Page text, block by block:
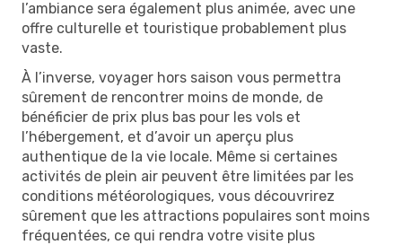
l’ambiance sera également plus animée, avec une
offre culturelle et touristique probablement plus
vaste.
À l’inverse, voyager hors saison vous permettra
sûrement de rencontrer moins de monde, de
bénéficier de prix plus bas pour les vols et
l’hébergement, et d’avoir un aperçu plus
authentique de la vie locale. Même si certaines
activités de plein air peuvent être limitées par les
conditions météorologiques, vous découvrirez
sûrement que les attractions populaires sont moins
fréquentées, ce qui rendra votre visite plus